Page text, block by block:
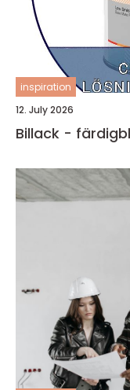
inspiration
12. July 2026
Billack -